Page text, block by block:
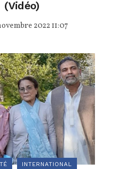
(Vidéo)
2022 11:07
INTERNATIONAL